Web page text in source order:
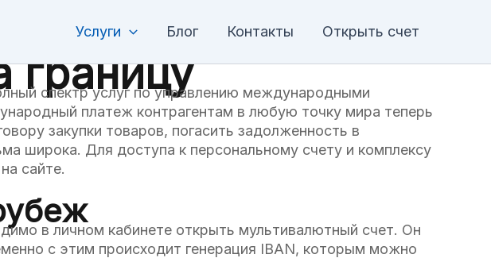
Услуги Блог Контакты Открыть счет
границу
спектр услуг по управлению международными
платеж контрагентам в любую точку мира теперь
закупки товаров, погасить задолженность в
широка. Для доступа к персональному счету и комплексу
сайте.
в личном кабинете открыть мультивалютный счет. Он
с этим происходит генерация IBAN, которым можно